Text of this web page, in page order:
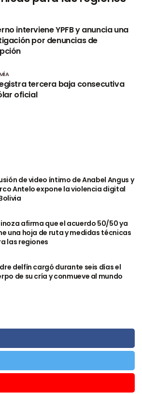
interviene YPFB y anuncia una
por denuncias de
tercera baja consecutiva
oficial
de video íntimo de Anabel Angus y
Antelo expone la violencia digital
afirma que el acuerdo 50/50 ya
una hoja de ruta y medidas técnicas
las regiones
delfín cargó durante seis días el
de su cría y conmueve al mundo